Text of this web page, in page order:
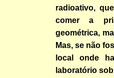
radioativo,
comer a
geométrica,
Mas, se não
local onde
laboratório